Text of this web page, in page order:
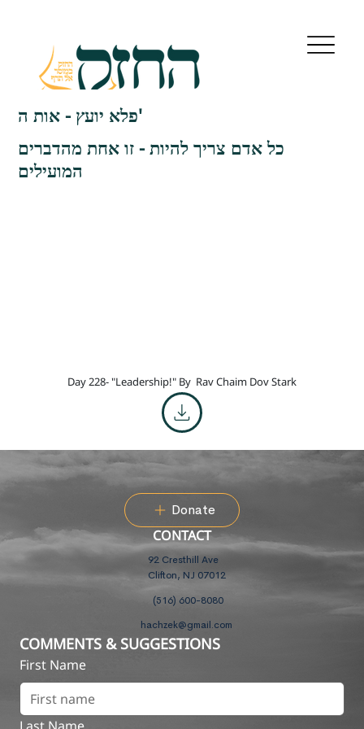
פלא יועץ - אות ה'
כל אדם צריך להיות - זו אחת מהדברים
המועילים
Day 228- "Leadership!" By Rav Chaim Dov Stark
Donate
CONTACT
92 Cresthill Ave
Clifton, NJ 07012
(516) 600-8080
hachzek@gmail.com
COMMENTS & SUGGESTIONS
First Name